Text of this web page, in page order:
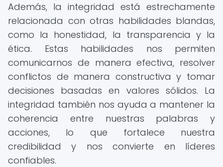
Además, la integridad está estrechamente
relacionada con otras habilidades blandas,
como la honestidad, la transparencia y la
ética. Estas habilidades nos permiten
comunicarnos de manera efectiva, resolver
conflictos de manera constructiva y tomar
decisiones basadas en valores sólidos. La
integridad también nos ayuda a mantener la
coherencia entre nuestras palabras y
acciones, lo que fortalece nuestra
credibilidad y nos convierte en líderes
confiables.